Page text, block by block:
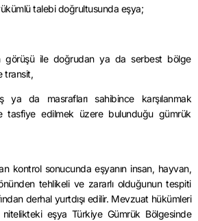
talebi doğrultusunda eşya;
görüşü ile doğrudan ya da serbest bölge
transit,
ya da masrafları sahibince karşılanmak
tasfiye edilmek üzere bulunduğu gümrük
kontrol sonucunda eşyanın insan, hayvan,
tehlikeli ve zararlı olduğunun tespiti
derhal yurtdışı edilir. Mevzuat hükümleri
eşya Türkiye Gümrük Bölgesinde